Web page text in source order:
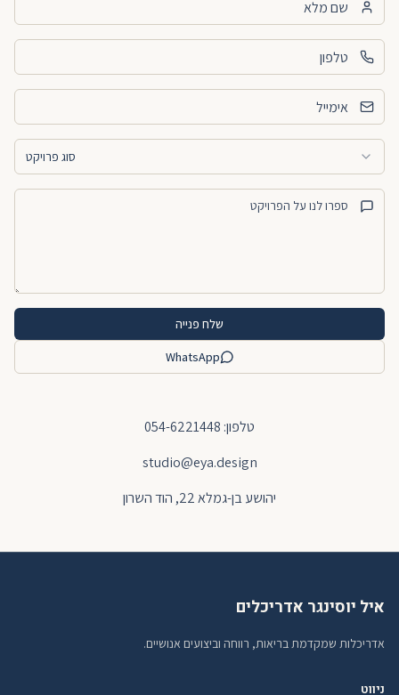
סוג פרויקט
שלח פנייה
WhatsApp
טלפון: 054-6221448
studio@eya.design
יהושע בן-גמלא 22, הוד השרון
איל יוסינגר אדריכלים
אדריכלות שמקדמת בריאות, רווחה וביצועים אנושיים.
ניווט